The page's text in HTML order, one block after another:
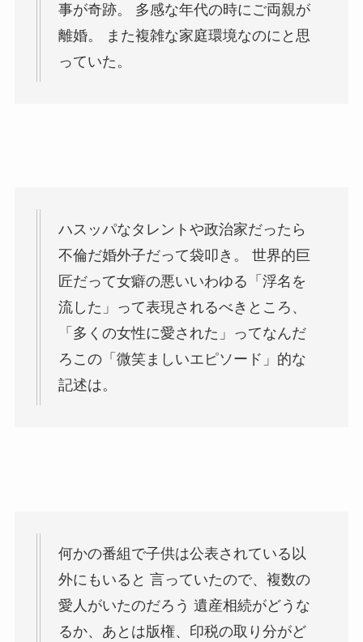
事が奇跡。 多感な年代の時にご両親が
離婚。 また複雑な家庭環境なのにと思
っていた。
ハスッパなタレントや政治家だったら
不倫だ婚外子だって袋叩き。 世界的巨
匠だって女癖の悪いいわゆる「浮名を
流した」って表現されるべきところ、
「多くの女性に愛された」ってなんだ
ろこの「微笑ましいエピソード」的な
記述は。
何かの番組で子供は公表されている以
外にもいると 言っていたので、複数の
愛人がいたのだろう 遺産相続がどうな
るか、あとは版権、印税の取り分がど